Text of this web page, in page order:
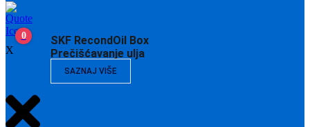
SKF RecondOil Box
Prečišćavanje ulja
SAZNAJ VIŠE
0
X